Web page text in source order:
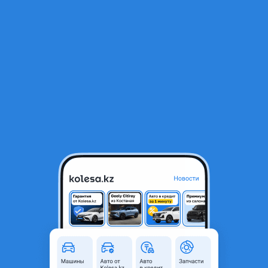
Теплообменник ЕГР, EGR Subaru FB25.
Алматы, Алматинская